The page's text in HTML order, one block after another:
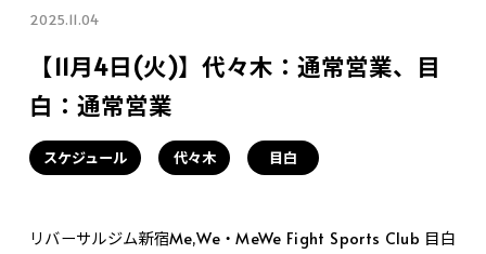
2025.11.04
【11月4日(火)】代々木：通常営業、目
白：通常営業
スケジュール 代々木 目白
リバーサルジム新宿Me,We・MeWe Fight Sports Club 目白